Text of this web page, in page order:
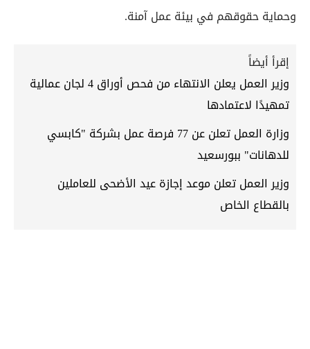
وحماية حقوقهم في بيئة عمل آمنة.
إقرأ أيضاً
وزير العمل يعلن الانتهاء من فحص أوراق 4 لجان عمالية
تمهيدًا لاعتمادها
وزارة العمل تعلن عن 77 فرصة عمل بشركة "كابسي
للدهانات" ببورسعيد
وزير العمل تعلن موعد إجازة عيد الأضحى للعاملين
بالقطاع الخاص